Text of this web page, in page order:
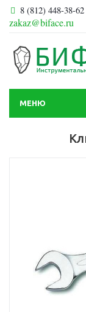
8 (812) 448-38-62
zakaz@biface.ru
МЕНЮ